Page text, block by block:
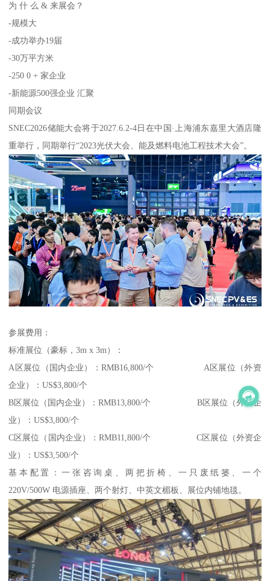
为 什 么 & 来展会？
-规模大
-成功举办19届
-30万平方米
-250 0 + 家企业
-新能源500强企业 汇聚
同期会议
SNEC2026储能大会将于2027.6.2-4日在中国·上海浦东嘉里大酒店隆
重举行，同期举行“2023光伏大会、能及燃料电池工程技术大会”。
参展费用：
标准展位（豪标，3m x 3m）：
A区展位（国内企业）：RMB16,800/个 A区展位（外资
企业）：US$3,800/个
B区展位（国内企业）：RMB13,800/个 B区展位（外资企
业）：US$3,800/个
C区展位（国内企业）：RMB11,800/个 C区展位（外资企
业）：US$3,500/个
基本配置：一张咨询桌、两把折椅、一只废纸篓、一个
220V/500W 电源插座、两个射灯、中英文楣板、展位内铺地毯。